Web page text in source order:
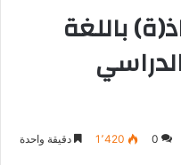
باللغة
0 1٬420 دقيقة واحدة